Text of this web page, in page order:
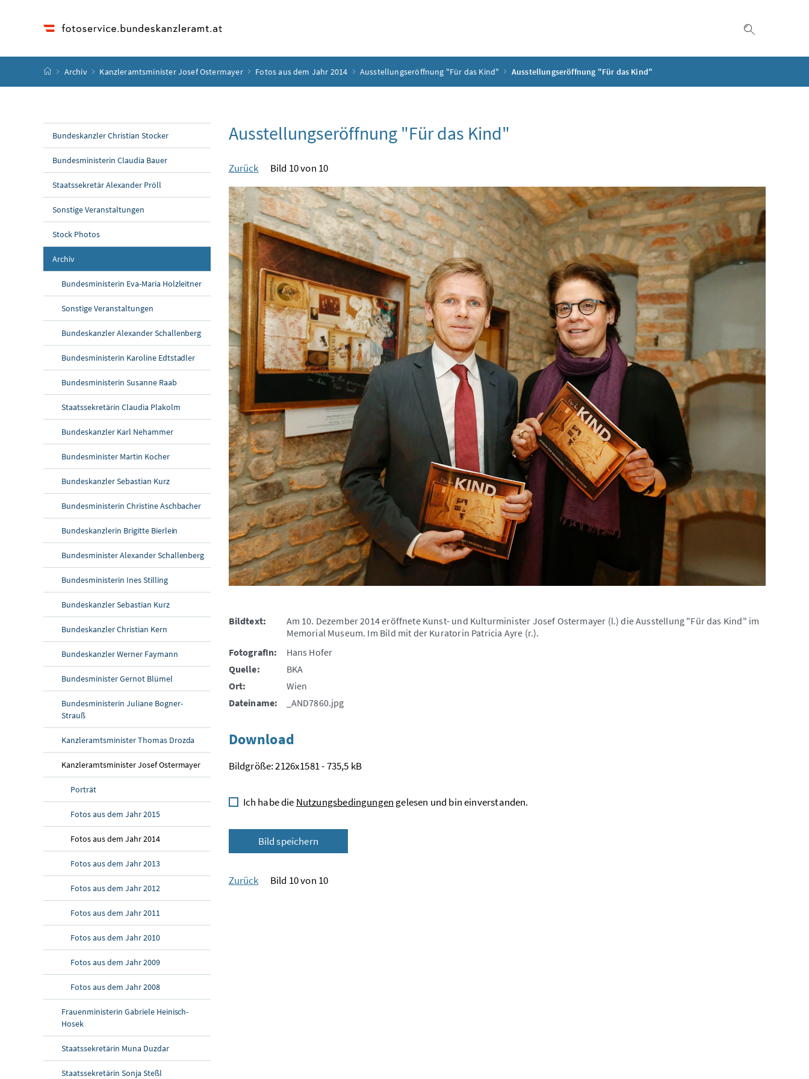
Startseite
Archiv Kanzleramtsminister Josef Ostermayer Fotos aus dem Jahr 2014 Ausstellungseröffnung "Für das Kind" Ausstellungseröffnung "Für das Kind"
Bundeskanzler Christian Stocker
Bundesministerin Claudia Bauer
Staatssekretär Alexander Pröll
Sonstige Veranstaltungen
Stock Photos
Archiv
Bundesministerin Eva-Maria Holzleitner
Sonstige Veranstaltungen
Bundeskanzler Alexander Schallenberg
Bundesministerin Karoline Edtstadler
Bundesministerin Susanne Raab
Staatssekretärin Claudia Plakolm
Bundeskanzler Karl Nehammer
Bundesminister Martin Kocher
Bundeskanzler Sebastian Kurz
Bundesministerin Christine Aschbacher
Bundeskanzlerin Brigitte Bierlein
Bundesminister Alexander Schallenberg
Bundesministerin Ines Stilling
Bundeskanzler Sebastian Kurz
Bundeskanzler Christian Kern
Bundeskanzler Werner Faymann
Bundesminister Gernot Blümel
Bundesministerin Juliane Bogner-
Strauß
Kanzleramtsminister Thomas Drozda
Kanzleramtsminister Josef Ostermayer
Porträt
Fotos aus dem Jahr 2015
Fotos aus dem Jahr 2014
Fotos aus dem Jahr 2013
Fotos aus dem Jahr 2012
Fotos aus dem Jahr 2011
Fotos aus dem Jahr 2010
Fotos aus dem Jahr 2009
Fotos aus dem Jahr 2008
Frauenministerin Gabriele Heinisch-
Hosek
Staatssekretärin Muna Duzdar
Staatssekretärin Sonja Steßl
Ausstellungseröffnung "Für das Kind"
Zurück Bild 10 von 10
Bildtext:
Am 10. Dezember 2014 eröffnete Kunst- und Kulturminister Josef Ostermayer (l.) die Ausstellung "Für das Kind" im
Memorial Museum. Im Bild mit der Kuratorin Patricia Ayre (r.).
FotografIn:
Hans Hofer
Quelle:
BKA
Ort:
Wien
Dateiname:
_AND7860.jpg
Download
Bildgröße: 2126x1581 - 735,5 kB
Ich habe die Nutzungsbedingungen gelesen und bin einverstanden.
Bild speichern
Zurück Bild 10 von 10